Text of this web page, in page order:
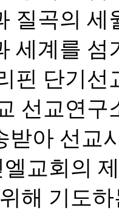
질곡의
세계를
핀 단기
선교연구
받아 선교
엘교회의
해 기도